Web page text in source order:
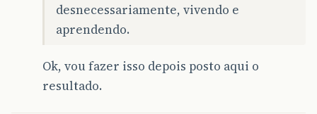
desnecessariamente, vivendo e
aprendendo.
Ok, vou fazer isso depois posto aqui o
resultado.